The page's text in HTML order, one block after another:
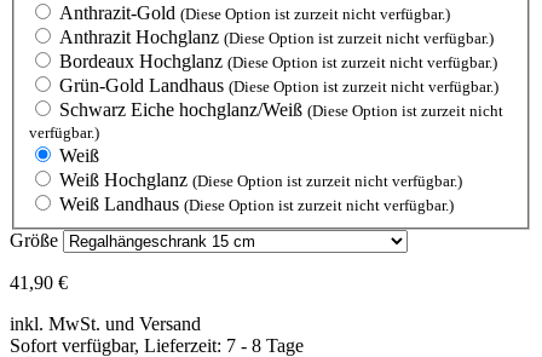
Anthrazit-Gold (Diese Option ist zurzeit nicht verfügbar.)
Anthrazit Hochglanz (Diese Option ist zurzeit nicht verfügbar.)
Bordeaux Hochglanz (Diese Option ist zurzeit nicht verfügbar.)
Grün-Gold Landhaus (Diese Option ist zurzeit nicht verfügbar.)
Schwarz Eiche hochglanz/Weiß (Diese Option ist zurzeit nicht
verfügbar.)
Weiß
Weiß Hochglanz (Diese Option ist zurzeit nicht verfügbar.)
Weiß Landhaus (Diese Option ist zurzeit nicht verfügbar.)
Größe
41,90 €
inkl. MwSt. und Versand
Sofort verfügbar, Lieferzeit: 7 - 8 Tage